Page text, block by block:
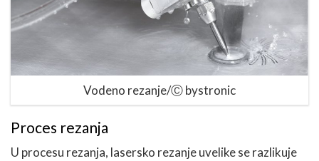
Vodeno rezanje/Ⓒ bystronic
Proces rezanja
U procesu rezanja, lasersko rezanje uvelike se razlikuje